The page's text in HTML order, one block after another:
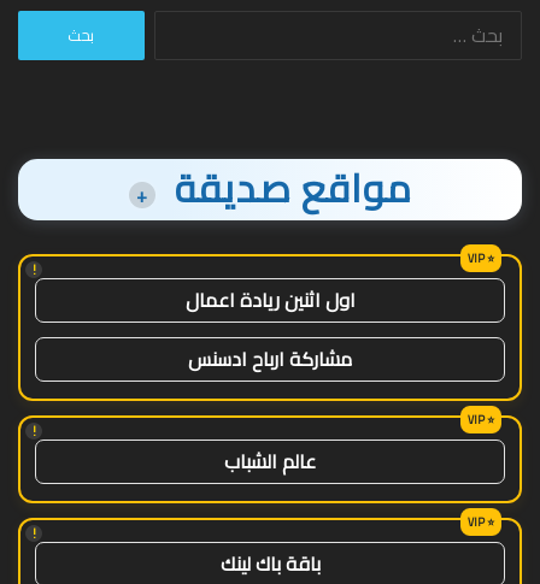
البحث
مواقع صديقة +
!
اول اثنين ريادة اعمال
مشاركة ارباح ادسنس
!
عالم الشباب
!
باقة باك لينك